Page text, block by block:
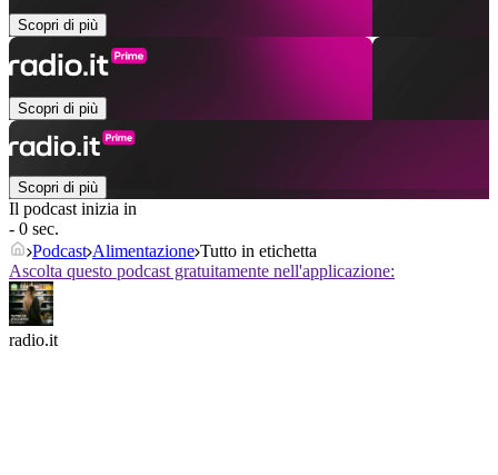
Scopri di più
Scopri di più
Scopri di più
Il podcast inizia in
- 0 sec.
Podcast Alimentazione Tutto in etichetta
Ascolta questo podcast gratuitamente nell'applicazione:
radio.it